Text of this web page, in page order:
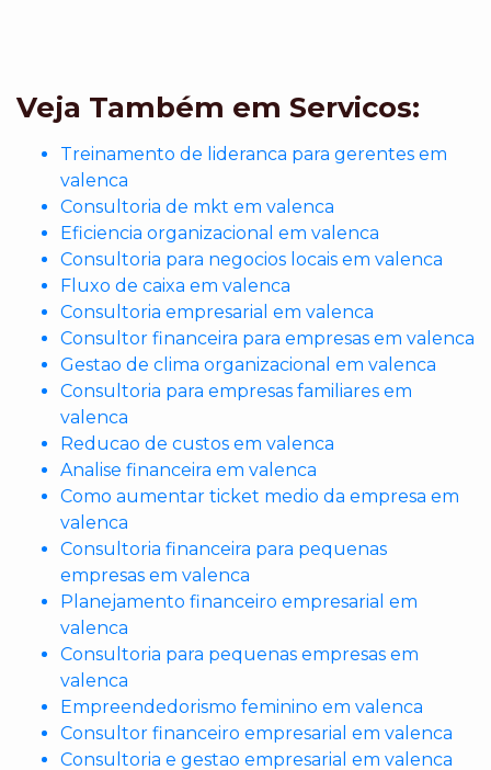
Veja Também em Servicos:
Treinamento de lideranca para gerentes em
valenca
Consultoria de mkt em valenca
Eficiencia organizacional em valenca
Consultoria para negocios locais em valenca
Fluxo de caixa em valenca
Consultoria empresarial em valenca
Consultor financeira para empresas em valenca
Gestao de clima organizacional em valenca
Consultoria para empresas familiares em
valenca
Reducao de custos em valenca
Analise financeira em valenca
Como aumentar ticket medio da empresa em
valenca
Consultoria financeira para pequenas
empresas em valenca
Planejamento financeiro empresarial em
valenca
Consultoria para pequenas empresas em
valenca
Empreendedorismo feminino em valenca
Consultor financeiro empresarial em valenca
Consultoria e gestao empresarial em valenca